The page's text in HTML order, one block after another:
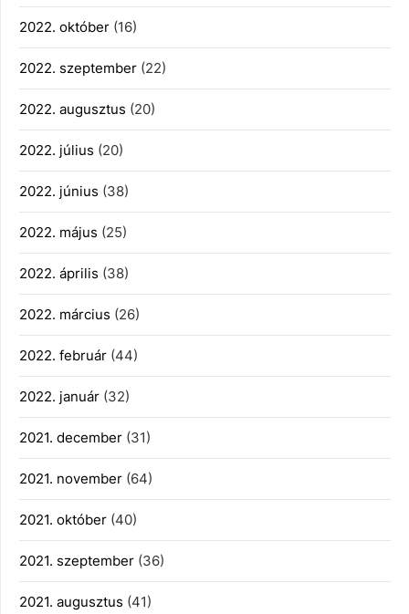
2022. október (16)
2022. szeptember (22)
2022. augusztus (20)
2022. július (20)
2022. június (38)
2022. május (25)
2022. április (38)
2022. március (26)
2022. február (44)
2022. január (32)
2021. december (31)
2021. november (64)
2021. október (40)
2021. szeptember (36)
2021. augusztus (41)